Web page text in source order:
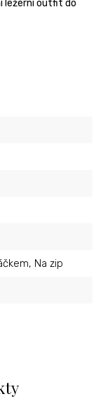
ležérní outfit do
Na zip